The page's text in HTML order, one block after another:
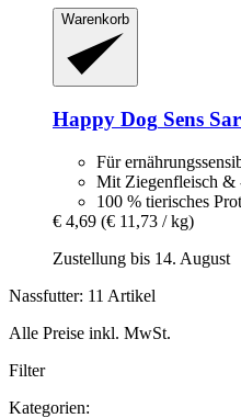
Warenkorb
Happy Dog Sens
Für
Mit Ziegenfleisch &
100 % tierisches
€ 4,69 (€ 11,73 / kg)
Zustellung bis 14. August
Nassfutter: 11 Artikel
Alle Preise inkl. MwSt.
Filter
Kategorien: